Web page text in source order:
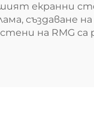
екранни
създаване
на RMG